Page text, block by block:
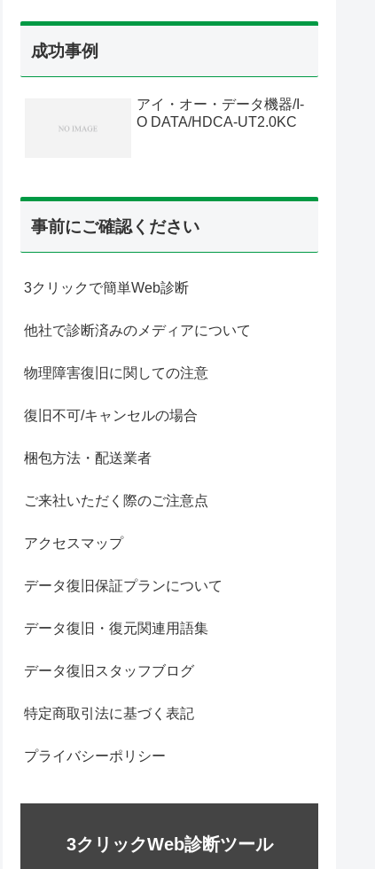
成功事例
アイ・オー・データ機器/I-
O DATA/HDCA-UT2.0KC
事前にご確認ください
3クリックで簡単Web診断
他社で診断済みのメディアについて
物理障害復旧に関しての注意
復旧不可/キャンセルの場合
梱包方法・配送業者
ご来社いただく際のご注意点
アクセスマップ
データ復旧保証プランについて
データ復旧・復元関連用語集
データ復旧スタッフブログ
特定商取引法に基づく表記
プライバシーポリシー
3クリックWeb診断ツール